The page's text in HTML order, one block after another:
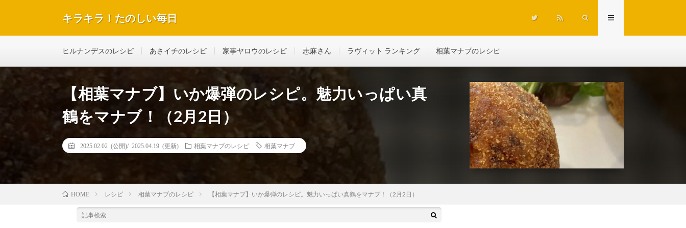
キラキラ！たのしい毎日
ヒルナンデスのレシピ あさイチのレシピ 家事ヤロウのレシピ 志麻さん ラヴィット ランキング 相葉マナブのレシピ
【相葉マナブ】いか爆弾のレシピ。魅力いっぱい真
鶴をマナブ！（2月2日）
2025.02.02 (公開)/ 2025.04.19 (更新) 相葉マナブのレシピ 相葉マナブ
HOME レシピ 相葉マナブのレシピ 【相葉マナブ】いか爆弾のレシピ。魅力いっぱい真鶴をマナブ！（2月2日）